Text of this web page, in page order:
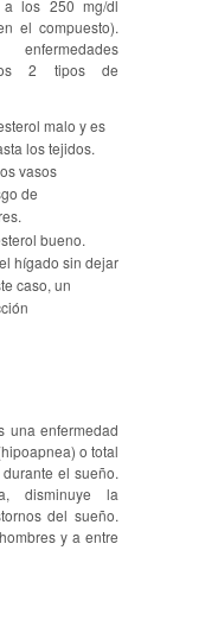
a los 250 mg/dl
el compuesto).
2 tipos de
malo y es
los tejidos.
vasos
de
bueno.
hígado sin dejar
caso, un
una enfermedad
o total
el sueño.
disminuye la
del sueño.
y a entre